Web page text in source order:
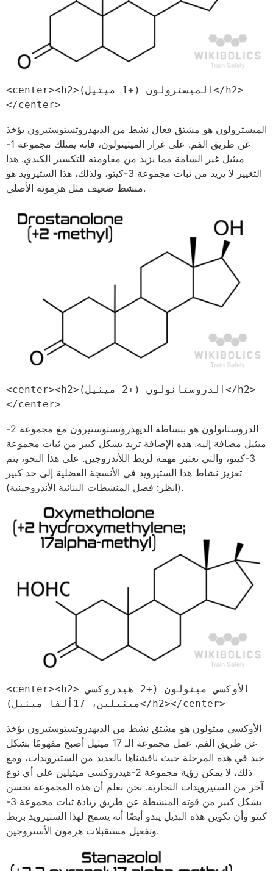
<center><h2>الميسترولون (+1 ميثيل)</h2>
</center>
الميسترولون هو مشتق فعال نشط من الديهدروتستوستيرون يؤخذ
عن طريق الفم. على غرار الميثينولون، فإنه يمتلك مجموعة 1-
ميثيل غير السامة مما يزيد من مقاومته للتكسير الكبدي. هذا
التغيير لا يزيد من ثبات مجموعة 3-كيتو، ولذلك، هذا الستيرويد هو
منشط ضعيف مثل هرمونه الأصلي.
<center><h2>الدروستانولون (+2 ميثيل)</h2>
</center>
الدروستانولون هو ببساطة الديهدروتستوستيرون مع مجموعة 2-
ميثيل مضافة إليه. هذه الإضافة تزيد بشكل كبير من ثبات مجموعة
3-كيتو، والتي تعتبر مهمة لربط اللأندروجين. على هذا النحو، يتم
تعزيز نشاط هذا الستيرويد في الأنسجة العضلية إلى حد كبير
(انظر: فصل المنشطات البنائية الأندروجينية).
<center><h2>الأوكسي ميثولون (+2 هيدروكسي
ميثيلين، 17ألفا ميثيل)</h2></center>
الأوكسي ميثولون هو مشتق نشط من الديهدروتستوستيرون يؤخذ
عن طريق الفم. عمل مجموعة الـ 17 ميثيل أصبح مفهومًا بشكل
جيد في هذه المرحلة حيث ناقشناها بالعديد من الستيرويدات، ومع
ذلك، لا يمكن رؤية مجموعة 2-هيدروكسي ميثيلين على أي نوع
آخر من الستيرويدات التجارية. نحن نعلم أن هذه المجموعة تحسن
بشكل كبير من قوته المنشطة عن طريق زيادة ثبات مجموعة 3-
كيتو وأن تكوين هذه البديل يبدو أيضًا أنه يسمح لهذا الستيرويد بربط
وتفعيل مستقبلات هرمون الأستروجين.